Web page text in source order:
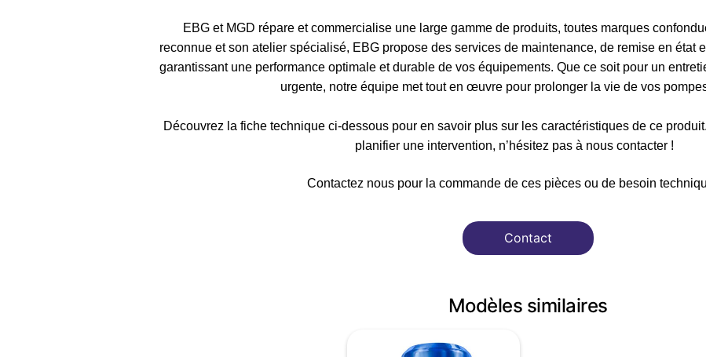
EBG et MGD répare et commercialise une large gamme de produits, toutes marques
reconnue et son atelier spécialisé, EBG propose des services de maintenance, de remise en état
garantissant une performance optimale et durable de vos équipements. Que ce soit pour un
urgente, notre équipe met tout en œuvre pour prolonger la vie de vos
Découvrez la fiche technique ci-dessous pour en savoir plus sur les caractéristiques de ce
planifier une intervention, n’hésitez pas à nous contacter !
Contactez nous pour la commande de ces pièces ou de besoin
Contact
Modèles similaires